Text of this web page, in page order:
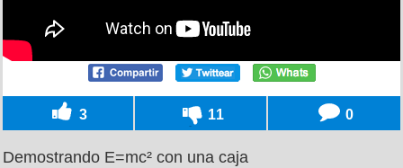
3 11 0
Demostrando E=mc² con una caja